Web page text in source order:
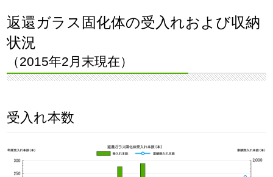
返還ガラス固化体の受入れおよび収納
状況
（2015年2月末現在）
受入れ本数